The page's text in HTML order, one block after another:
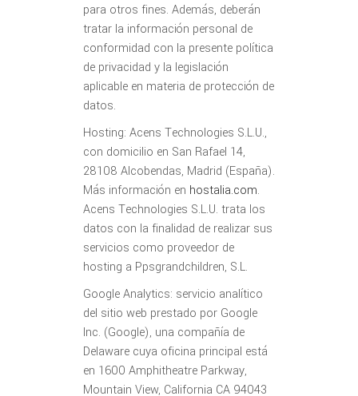
para otros fines. Además, deberán
tratar la información personal de
conformidad con la presente política
de privacidad y la legislación
aplicable en materia de protección de
datos.
Hosting: Acens Technologies S.L.U.,
con domicilio en San Rafael 14,
28108 Alcobendas, Madrid (España).
Más información en hostalia.com.
Acens Technologies S.L.U. trata los
datos con la finalidad de realizar sus
servicios como proveedor de
hosting a Ppsgrandchildren, S.L.
Google Analytics: servicio analítico
del sitio web prestado por Google
Inc. (Google), una compañía de
Delaware cuya oficina principal está
en 1600 Amphitheatre Parkway,
Mountain View, California CA 94043